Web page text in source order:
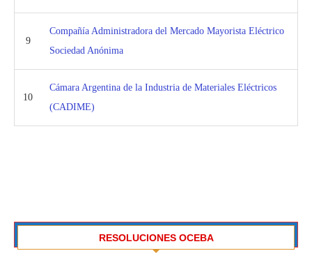
9
Compañía Administradora del Mercado Mayorista Eléctrico
Sociedad Anónima
10
Cámara Argentina de la Industria de Materiales Eléctricos
(CADIME)
RESOLUCIONES OCEBA